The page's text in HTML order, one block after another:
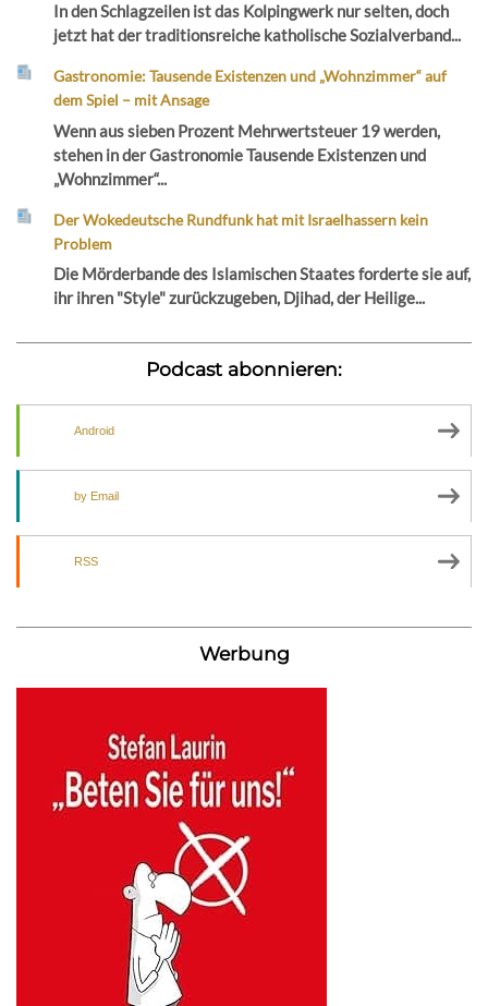
In den Schlagzeilen ist das Kolpingwerk nur selten, doch
jetzt hat der traditionsreiche katholische Sozialverband...
Gastronomie: Tausende Existenzen und „Wohnzimmer“ auf
dem Spiel – mit Ansage
Wenn aus sieben Prozent Mehrwertsteuer 19 werden,
stehen in der Gastronomie Tausende Existenzen und
„Wohnzimmer“...
Der Wokedeutsche Rundfunk hat mit Israelhassern kein
Problem
Die Mörderbande des Islamischen Staates forderte sie auf,
ihr ihren "Style" zurückzugeben, Djihad, der Heilige...
Podcast abonnieren:
Android
by Email
RSS
Werbung